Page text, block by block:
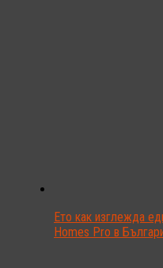
Ето как изглежда
Homes Pro в